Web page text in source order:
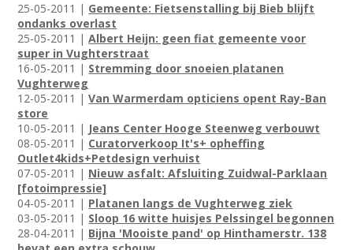
25-05-2011 | Gemeente: Fietsenstalling bij Bieb blijft
ondanks overlast
25-05-2011 |Albert Heijn: geen fiat gemeente voor
super in Vughterstraat
16-05-2011 | Stremming door snoeien platanen
Vughterweg
12-05-2011 |Van Warmerdam opticiens opent Ray-Ban
store
10-05-2011 | Jeans Center Hooge Steenweg verbouwt
08-05-2011 | Curatorverkoop It's+ opheffing
Outlet4kids+Petdesign verhuist
07-05-2011 | Nieuw asfalt: Afsluiting Zuidwal-Parklaan
[fotoimpressie]
04-05-2011 | Platanen langs de Vughterweg ziek
03-05-2011 | Sloop 16 witte huisjes Pelssingel begonnen
28-04-2011 | Bijna 'Mooiste pand' op Hinthamerstr. 138